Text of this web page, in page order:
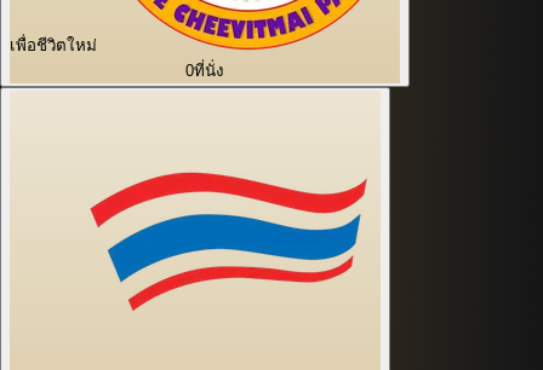
เพื่อชีวิตใหม่
0ที่นั่ง